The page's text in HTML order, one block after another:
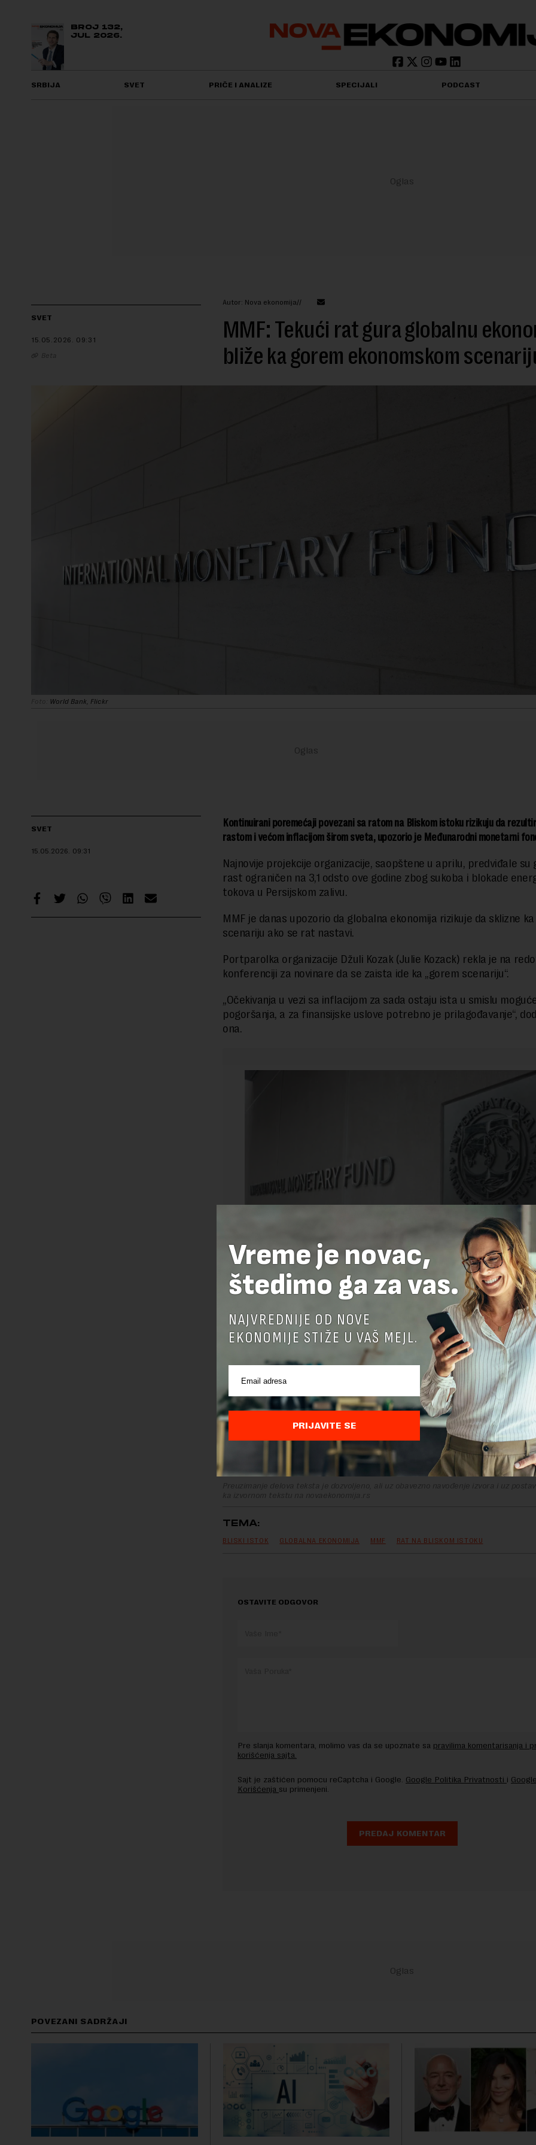
BROJ 132,
JUL 2026.
SRBIJA SVET PRIČE I ANALIZE SPECIJALI PODCAST
SVET
15.05.2026. 09:31
Beta
Autor: Nova ekonomija//
MMF: Tekući rat gura globalnu
bliže ka gorem ekonomskom
World Bank, Flickr
SVET
15.05.2026. 09:31
Kontinuirani poremećaji povezani sa ratom na Bliskom istoku rizikuju da
rastom i većom inflacijom širom sveta, upozorio je Međunarodni monetarni
Najnovije projekcije organizacije, saopštene u aprilu, predviđale su
rast ograničen na 3,1 odsto ove godine zbog sukoba i blokade
tokova u Persijskom zalivu.
MMF je danas upozorio da globalna ekonomija rizikuje da sklizne ka
scenariju ako se rat nastavi.
Portparolka organizacije Džuli Kozak (Julie Kozack) rekla je na
konferenciji za novinare da se zaista ide ka „gorem scenariju“.
„Očekivanja u vezi sa inflacijom za sada ostaju ista u smislu
pogoršanja, a za finansijske uslove potrebno je prilagođavanje“,
ona.
Preuzimanje delova teksta je dozvoljeno, ali uz obavezno navođenje izvora i uz
ka izvornom tekstu na novaekonomija.rs
TEMA:
BLISKI ISTOK GLOBALNA EKONOMIJA MMF RAT NA BLISKOM ISTOKU
OSTAVITE ODGOVOR
Pre slanja komentara, molimo vas da se upoznate sa pravilima komentarisanja i
korišćenja sajta.
Sajt je zaštićen pomocu reCaptcha i Google. Google Politika Privatnosti i
Korišćenja su primenjeni.
POVEZANI SADRŽAJI
Vreme je novac,
štedimo ga za vas.
NAJVREDNIJE OD NOVE
EKONOMIJE STIŽE U VAŠ MEJL.
PRIJAVITE SE